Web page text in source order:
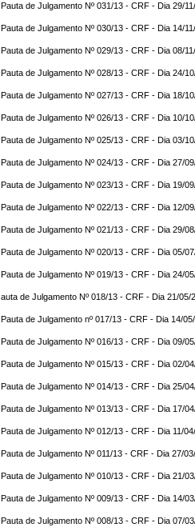
Pauta de Julgamento Nº 031/13 - CRF - Dia 29/
Pauta de Julgamento Nº 030/13 - CRF - Dia 14/
Pauta de Julgamento Nº 029/13 - CRF - Dia 08/
Pauta de Julgamento Nº 028/13 - CRF - Dia 24/
Pauta de Julgamento Nº 027/13 - CRF - Dia 18/
Pauta de Julgamento Nº 026/13 - CRF - Dia 10/
Pauta de Julgamento Nº 025/13 - CRF - Dia 03/
Pauta de Julgamento Nº 024/13 - CRF - Dia 27/
Pauta de Julgamento Nº 023/13 - CRF - Dia 19/
Pauta de Julgamento Nº 022/13 - CRF - Dia 12/
Pauta de Julgamento Nº 021/13 - CRF - Dia 29/
Pauta de Julgamento Nº 020/13 - CRF - Dia 05/
Pauta de Julgamento Nº 019/13 - CRF - Dia 24/
auta de Julgamento Nº 018/13 - CRF - Dia 21/05/
Pauta de Julgamento nº 017/13 - CRF - Dia 14/
Pauta de Julgamento Nº 016/13 - CRF - Dia 09/
Pauta de Julgamento Nº 015/13 - CRF - Dia 02/
Pauta de Julgamento Nº 014/13 - CRF - Dia 25/
Pauta de Julgamento Nº 013/13 - CRF - Dia 17/
Pauta de Julgamento Nº 012/13 - CRF - Dia 11/
Pauta de Julgamento Nº 011/13 - CRF - Dia 27/
Pauta de Julgamento Nº 010/13 - CRF - Dia 21/
Pauta de Julgamento Nº 009/13 - CRF - Dia 14/
Pauta de Julgamento Nº 008/13 - CRF - Dia 07/